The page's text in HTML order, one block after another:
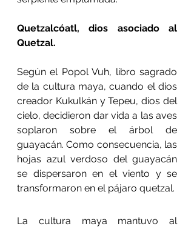
Quetzalcóatl, dios asociado al
Quetzal.
Según el Popol Vuh, libro sagrado
de la cultura maya, cuando el dios
creador Kukulkán y Tepeu, dios del
cielo, decidieron dar vida a las aves
soplaron sobre el árbol de
guayacán. Como consecuencia, las
hojas azul verdoso del guayacán
se dispersaron en el viento y se
transformaron en el pájaro quetzal.
La cultura maya mantuvo al